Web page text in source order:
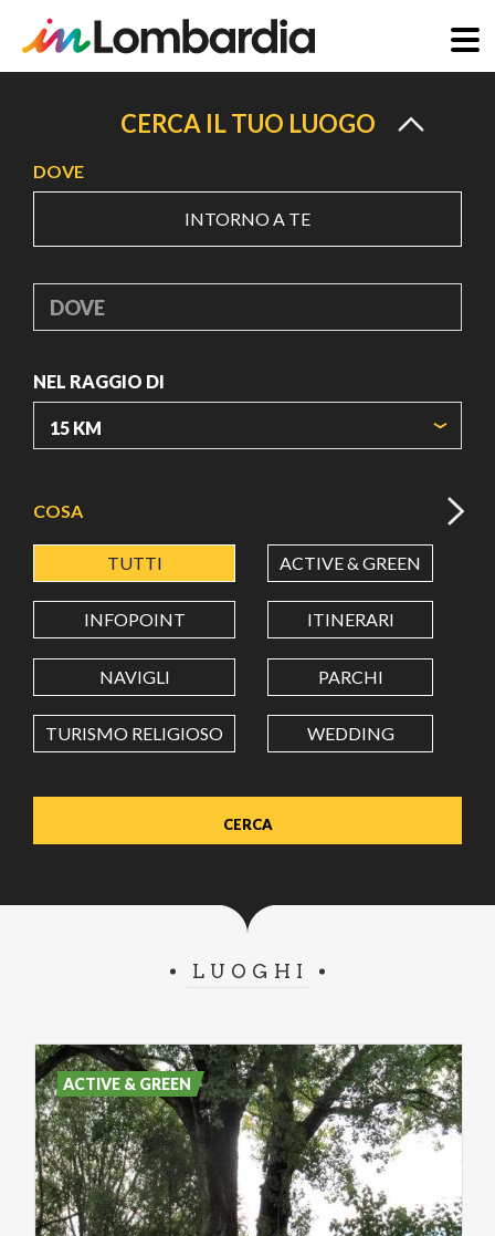
principale
CERCA IL TUO LUOGO
DOVE
INTORNO A TE
DOVE
NEL RAGGIO DI
LATITUDINE
LONGITUDINE
Value in decimal degrees. Use dot (.) as decimal separator.
COSA
TUTTI ACTIVE & GREEN
INFOPOINT ITINERARI
NAVIGLI PARCHI
TURISMO RELIGIOSO WEDDING
LUOGHI
ACTIVE & GREEN